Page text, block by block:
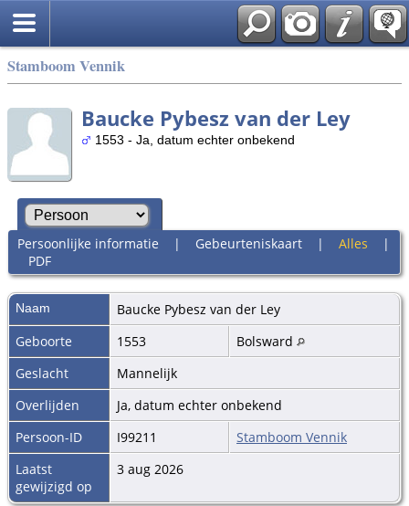
Stamboom Vennik
Baucke Pybesz van der Ley
1553 - Ja, datum echter onbekend
Persoonlijke informatie | Gebeurteniskaart| Alles |
PDF
Naam Baucke Pybesz van der Ley
Geboorte
1553
Bolsward
Geslacht
Mannelijk
Overlijden
Ja, datum echter onbekend
Persoon-ID
I99211
Stamboom Vennik
Laatst
gewijzigd op
3 aug 2026